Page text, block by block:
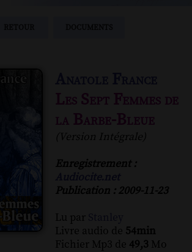
Les Sept Femmes de
la Barbe-Bleue
(Version Intégrale)
Enregistrement :
Publication : 2009-11-23
Lu par
Livre audio de 54min
Fichier Mp3 de 49,3 Mo